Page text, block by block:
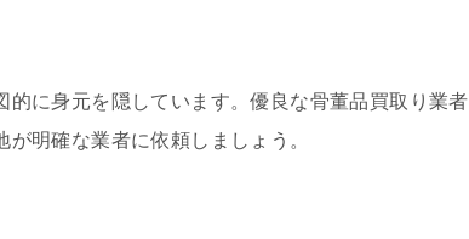
に身元を隠しています。優良な骨董品買取り業者
明確な業者に依頼しましょう。